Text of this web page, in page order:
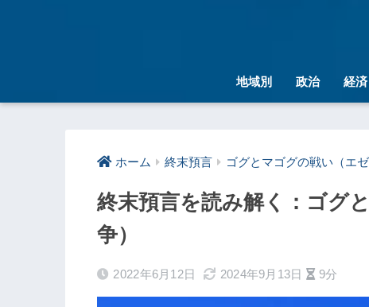
地域別 政治 経済
ホーム 終末預言 ゴグとマゴグの戦い（エゼ
終末預言を読み解く：ゴグ
争）
2022年6月12日 2024年9月13日 9分